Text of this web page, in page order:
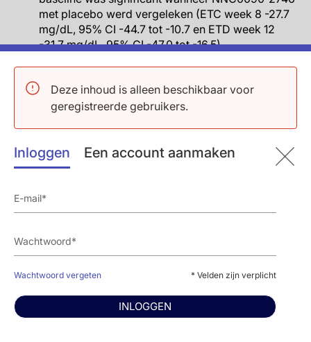
Deze inhoud is alleen beschikbaar voor
geregistreerde gebruikers.
Inloggen Een account aanmaken
Wachtwoord vergeten * Velden zijn verplicht
INLOGGEN
met placebo werd vergeleken (ETC week 8 -27.7
mg/dL, 95% CI -44.7 tot -10.7 en ETD week 12
-31.7 mg/dL, 95% CI -47.0 tot -16.5).
NNC0090-2746 tov placebo, met een ETD van
-38.2 mg/dL (95% CI -57.0 tot 19.4).
peptide significant toenam vanaf baseline tot
week 12, met een geschat behandelratio (ETR) van
Het nuchter insulineniveau was iets hoger bij de
NNC0090-2746 groep dan bij de placebogroep
Het procentuele verschil in lichaamsgewicht vanaf
baseline met NNC0090-2746 vs placebo, was
significant op week 8 (ETD -1.80, 95% CI -3.24 tot
Ten opzichte van placebo, nam de 2-uurs